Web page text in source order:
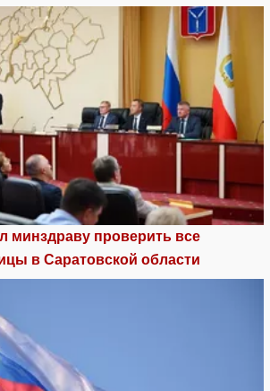
минздраву проверить все
в Саратовской области